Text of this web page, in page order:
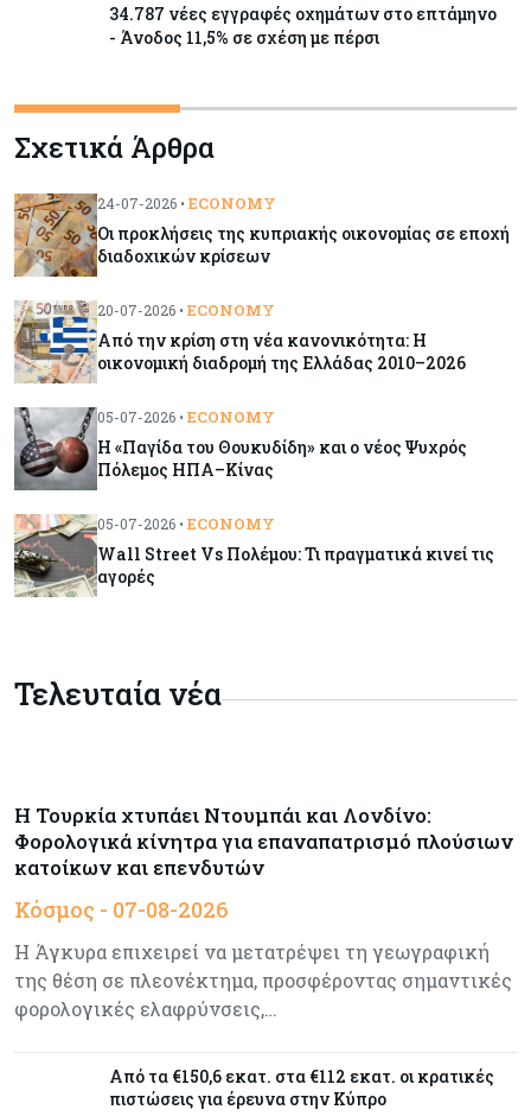
34.787 νέες εγγραφές οχημάτων στο επτάμηνο
- Άνοδος 11,5% σε σχέση με πέρσι
Κόσμος 07-08-2026
ΕΚΤ: Αιφνιδιάστηκε από την πώληση ευρώ από
τις ΗΠΑ
Κύπρος 07-08-2026
Χορηγία €10.000 για υποτροφίες σε φοιτητές του
Κύπρος 07-08-2026
του αεροδρομίου Λάρνακας
Χρυσός: Καλπάζει προς την καλύτερη εβδομάδα
από τον Ιανουάριο – Μια ανάσα από τα $4.300
ενίσχυση της βιομηχανίας
Τσολάκη: Προτεραιότητα η βελτίωση της
καθημερινότητας μέσω οδικών έργων και
συγκοινωνιών
Δαμιανός για GSI: Θετική εξέλιξη η είσοδος της
Meridiam - Σειρά έχει η μελέτη της ΕΤΕπ
Σχετικά Άρθρα
24-07-2026 • ECONOMY
Οι προκλήσεις της κυπριακής οικονομίας σε εποχή
διαδοχικών κρίσεων
20-07-2026 • ECONOMY
Από την κρίση στη νέα κανονικότητα: Η
οικονομική διαδρομή της Ελλάδας 2010–2026
05-07-2026 • ECONOMY
Η «Παγίδα του Θουκυδίδη» και ο νέος Ψυχρός
Πόλεμος ΗΠΑ–Κίνας
05-07-2026 • ECONOMY
Wall Street Vs Πολέμου: Τι πραγματικά κινεί τις
αγορές
Τελευταία νέα
Η Τουρκία χτυπάει Ντουμπάι και Λονδίνο:
Φορολογικά κίνητρα για επαναπατρισμό πλούσιων
κατοίκων και επενδυτών
Κόσμος - 07-08-2026
Η Άγκυρα επιχειρεί να μετατρέψει τη γεωγραφική
της θέση σε πλεονέκτημα, προσφέροντας σημαντικές
φορολογικές ελαφρύνσεις,…
Από τα €150,6 εκατ. στα €112 εκατ. οι κρατικές
πιστώσεις για έρευνα στην Κύπρο